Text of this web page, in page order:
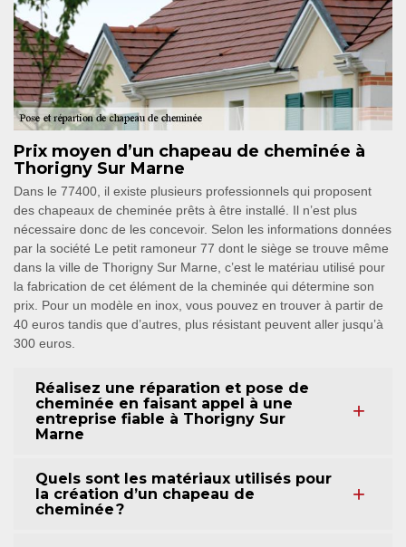
Prix moyen d’un chapeau de cheminée à
Thorigny Sur Marne
Dans le 77400, il existe plusieurs professionnels qui proposent
des chapeaux de cheminée prêts à être installé. Il n’est plus
nécessaire donc de les concevoir. Selon les informations données
par la société Le petit ramoneur 77 dont le siège se trouve même
dans la ville de Thorigny Sur Marne, c’est le matériau utilisé pour
la fabrication de cet élément de la cheminée qui détermine son
prix. Pour un modèle en inox, vous pouvez en trouver à partir de
40 euros tandis que d’autres, plus résistant peuvent aller jusqu’à
300 euros.
Réalisez une réparation et pose de
cheminée en faisant appel à une
entreprise fiable à Thorigny Sur
Marne
Quels sont les matériaux utilisés pour
la création d’un chapeau de
cheminée ?